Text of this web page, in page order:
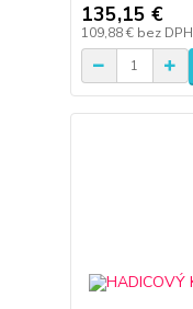
135,15 €
109,88 € bez DPH